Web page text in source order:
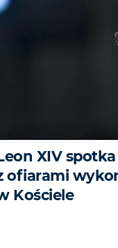
XIV
ofiarami
Kościele